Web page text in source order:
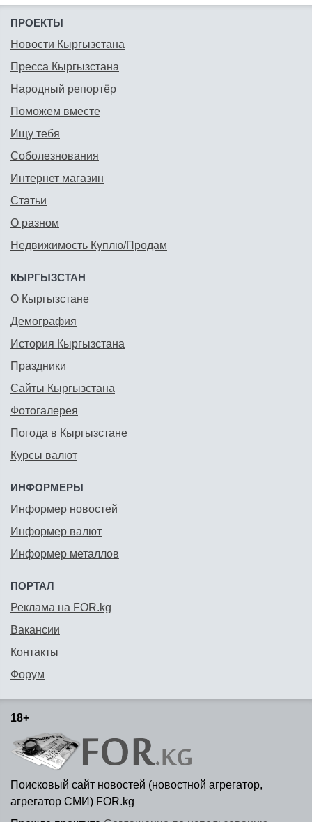
ПРОЕКТЫ
Новости Кыргызстана
Пресса Кыргызстана
Народный репортёр
Поможем вместе
Ищу тебя
Соболезнования
Интернет магазин
Статьи
О разном
Недвижимость Куплю/Продам
КЫРГЫЗСТАН
О Кыргызстане
Демография
История Кыргызстана
Праздники
Сайты Кыргызстана
Фотогалерея
Погода в Кыргызстане
Курсы валют
ИНФОРМЕРЫ
Информер новостей
Информер валют
Информер металлов
ПОРТАЛ
Реклама на FOR.kg
Вакансии
Контакты
Форум
18+
Поисковый сайт новостей (новостной агрегатор,
агрегатор СМИ) FOR.kg